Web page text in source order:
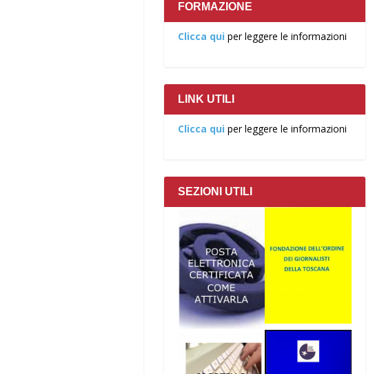
FORMAZIONE
Clicca qui per leggere le informazioni
LINK UTILI
Clicca qui per leggere le informazioni
SEZIONI UTILI